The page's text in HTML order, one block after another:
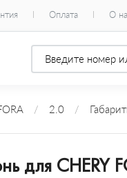
Оплата О
/ 2.0 /
для CHERY